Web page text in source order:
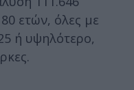
ετών, όλες με
ή υψηλότερο,